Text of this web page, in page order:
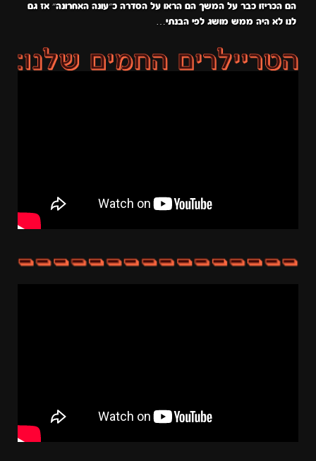
הם הכריזו כבר על המשך הם הראו על הסדרה כ״עונה האחרונה״ אז גם
לנו לא היה ממש מושג לפי הבנתי…